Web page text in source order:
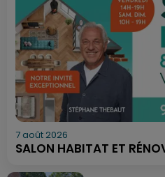
7 août 2026
SALON HABITAT ET